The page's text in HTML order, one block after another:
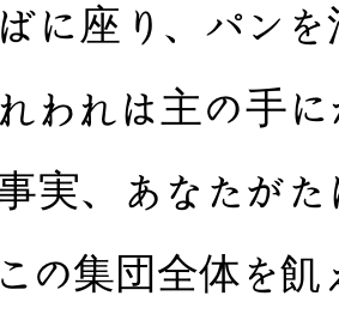
に座り、パン
われは主の手
実、あなたが
の集団全体を飢